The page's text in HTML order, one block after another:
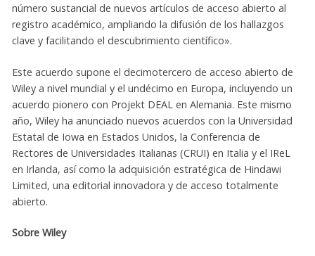
número sustancial de nuevos artículos de acceso abierto al
registro académico, ampliando la difusión de los hallazgos
clave y facilitando el descubrimiento científico».
Este acuerdo supone el decimotercero de acceso abierto de
Wiley a nivel mundial y el undécimo en Europa, incluyendo un
acuerdo pionero con Projekt DEAL en Alemania. Este mismo
año, Wiley ha anunciado nuevos acuerdos con la Universidad
Estatal de Iowa en Estados Unidos, la Conferencia de
Rectores de Universidades Italianas (CRUI) en Italia y el IReL
en Irlanda, así como la adquisición estratégica de Hindawi
Limited, una editorial innovadora y de acceso totalmente
abierto.
Sobre Wiley